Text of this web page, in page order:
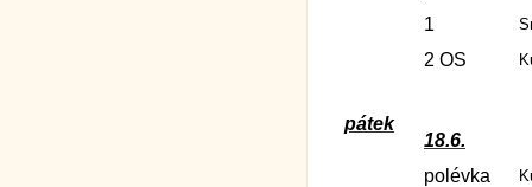
1
2 OS
pátek
18.6.
polévka